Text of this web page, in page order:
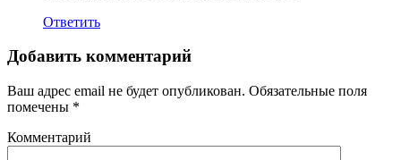
Ответить
Добавить комментарий
Ваш адрес email не будет опубликован. Обязательные поля
помечены *
Комментарий